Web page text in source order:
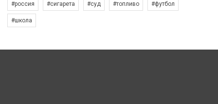
#россия #сигарета #суд #топливо #футбол
#школа